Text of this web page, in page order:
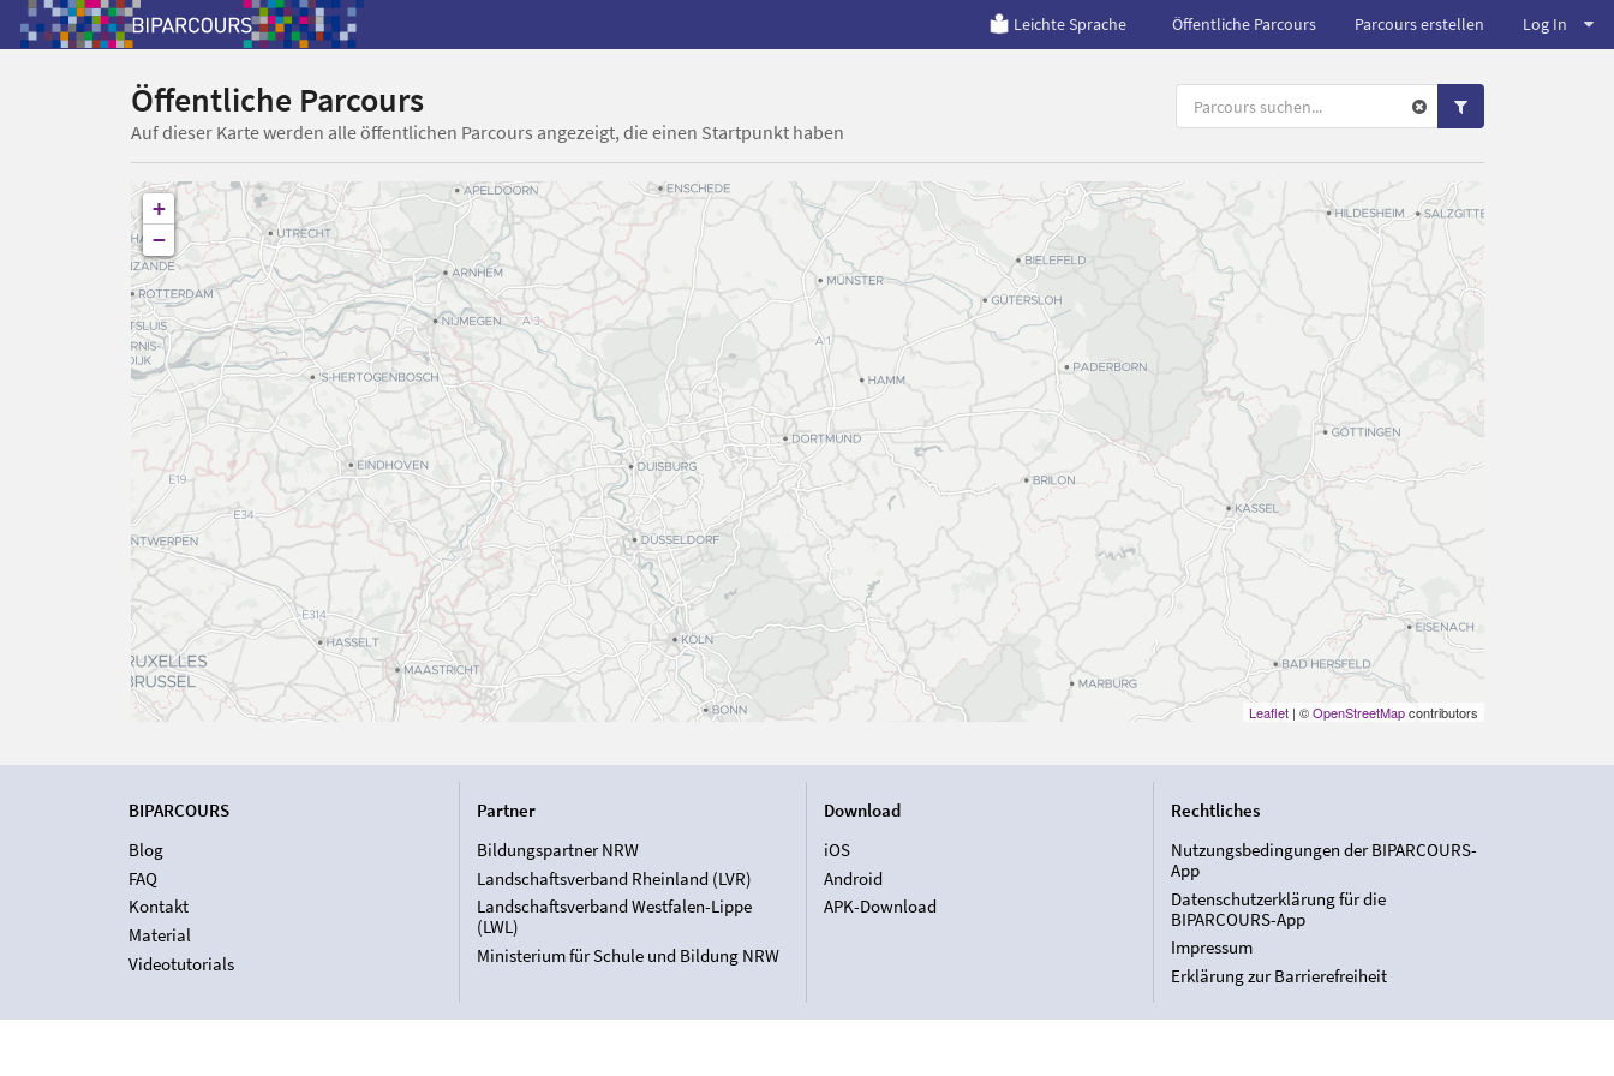
Leichte Sprache Öffentliche Parcours Parcours erstellen Log In
Öffentliche Parcours
Auf dieser Karte werden alle öffentlichen Parcours angezeigt, die einen Startpunkt haben
+
−
Leaflet| ©OpenStreetMapcontributors
BIPARCOURS
Blog
FAQ
Kontakt
Material
Videotutorials
Partner
Bildungspartner NRW
Landschaftsverband Rheinland (LVR)
Landschaftsverband Westfalen-Lippe
(LWL)
Ministerium für Schule und Bildung NRW
Download
iOS
Android
APK-Download
Rechtliches
Nutzungsbedingungen der BIPARCOURS-
App
Datenschutzerklärung für die
BIPARCOURS-App
Impressum
Erklärung zur Barrierefreiheit